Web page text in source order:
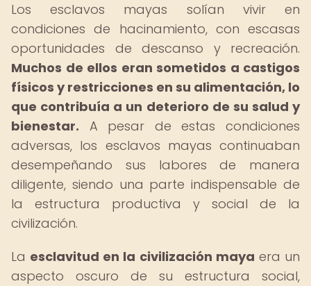
Los esclavos mayas solían vivir en
condiciones de hacinamiento, con escasas
oportunidades de descanso y recreación.
Muchos de ellos eran sometidos a castigos
físicos y restricciones en su alimentación, lo
que contribuía a un deterioro de su salud y
bienestar. A pesar de estas condiciones
adversas, los esclavos mayas continuaban
desempeñando sus labores de manera
diligente, siendo una parte indispensable de
la estructura productiva y social de la
civilización.
La esclavitud en la civilización maya era un
aspecto oscuro de su estructura social,